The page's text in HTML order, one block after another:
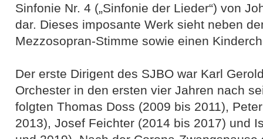
Sinfonie Nr. 4 („Sinfonie der Lieder“) von
dar. Dieses imposante Werk sieht neben
Mezzosopran-Stimme sowie einen
Der erste Dirigent des SJBO war Karl
Orchester in den ersten vier Jahren nach
folgten Thomas Doss (2009 bis 2011),
2013), Josef Feichter (2014 bis 2017) und